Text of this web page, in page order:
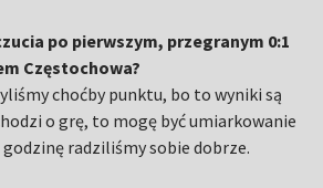
po pierwszym, przegranym 0:1
Częstochowa?
choćby punktu, bo to wyniki są
o grę, to mogę być umiarkowanie
radziliśmy sobie dobrze.